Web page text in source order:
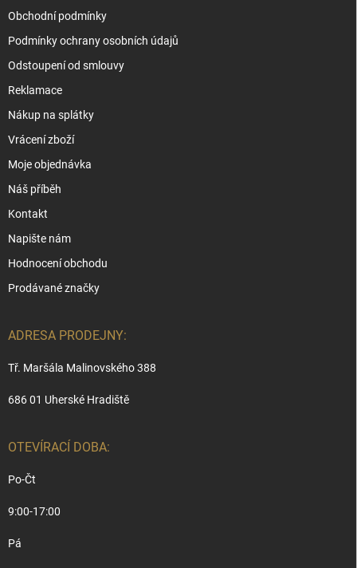
Obchodní podmínky
Podmínky ochrany osobních údajů
Odstoupení od smlouvy
Reklamace
Nákup na splátky
Vrácení zboží
Moje objednávka
Náš příběh
Kontakt
Napište nám
Hodnocení obchodu
Prodávané značky
ADRESA PRODEJNY:
Tř. Maršála Malinovského 388
686 01 Uherské Hradiště
OTEVÍRACÍ DOBA:
Po-Čt
9:00-17:00
Pá